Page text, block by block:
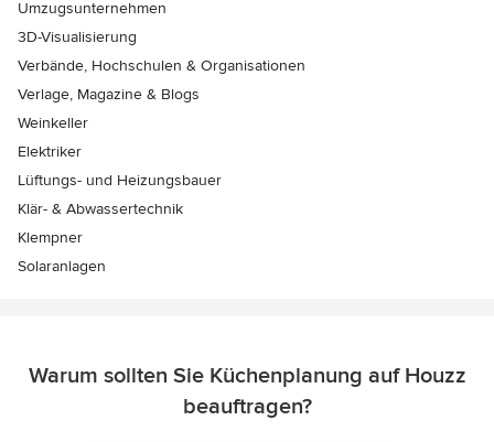
Umzugsunternehmen
3D-Visualisierung
Verbände, Hochschulen & Organisationen
Verlage, Magazine & Blogs
Weinkeller
Elektriker
Lüftungs- und Heizungsbauer
Klär- & Abwassertechnik
Klempner
Solaranlagen
Warum sollten Sie Küchenplanung auf Houzz
beauftragen?